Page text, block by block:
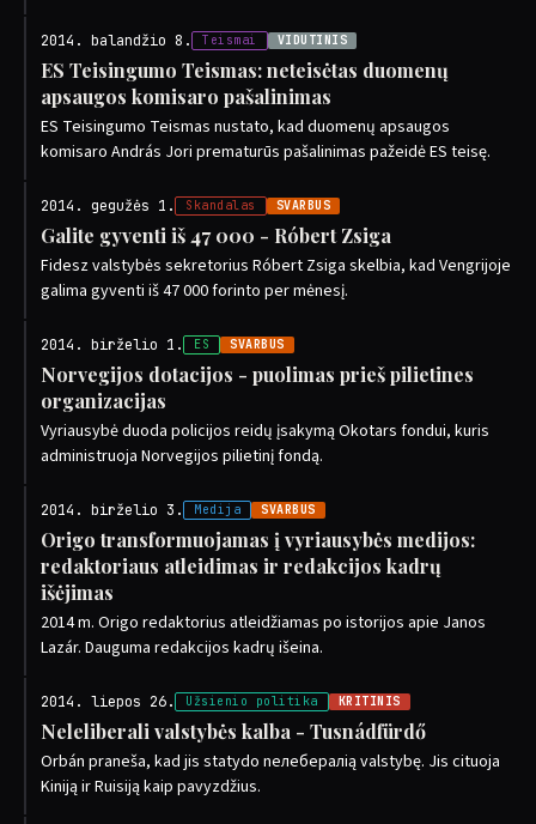
2014. balandžio 8. Teismai VIDUTINIS
ES Teisingumo Teismas: neteisėtas duomenų
apsaugos komisaro pašalinimas
ES Teisingumo Teismas nustato, kad duomenų apsaugos
komisaro András Jori prematurūs pašalinimas pažeidė ES teisę.
2014. gegužės 1. Skandalas SVARBUS
Galite gyventi iš 47 000 - Róbert Zsiga
Fidesz valstybės sekretorius Róbert Zsiga skelbia, kad Vengrijoje
galima gyventi iš 47 000 forinto per mėnesį.
2014. birželio 1. ES SVARBUS
Norvegijos dotacijos - puolimas prieš pilietines
organizacijas
Vyriausybė duoda policijos reidų įsakymą Okotars fondui, kuris
administruoja Norvegijos pilietinį fondą.
2014. birželio 3. Medija SVARBUS
Origo transformuojamas į vyriausybės medijos:
redaktoriaus atleidimas ir redakcijos kadrų
išėjimas
2014 m. Origo redaktorius atleidžiamas po istorijos apie Janos
Lazár. Dauguma redakcijos kadrų išeina.
2014. liepos 26. Užsienio politika KRITINIS
Neleliberali valstybės kalba - Tusnádfürdő
Orbán praneša, kad jis statydo nелебералią valstybę. Jis cituoja
Kiniją ir Ruisiją kaip pavyzdžius.